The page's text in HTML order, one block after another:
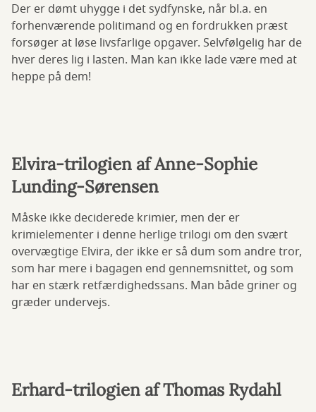
Der er dømt uhygge i det sydfynske, når bl.a. en
forhenværende politimand og en fordrukken præst
forsøger at løse livsfarlige opgaver. Selvfølgelig har de
hver deres lig i lasten. Man kan ikke lade være med at
heppe på dem!
Elvira-trilogien af Anne-Sophie
Lunding-Sørensen
Måske ikke deciderede krimier, men der er
krimielementer i denne herlige trilogi om den svært
overvægtige Elvira, der ikke er så dum som andre tror,
som har mere i bagagen end gennemsnittet, og som
har en stærk retfærdighedssans. Man både griner og
græder undervejs.
Erhard-trilogien af Thomas Rydahl